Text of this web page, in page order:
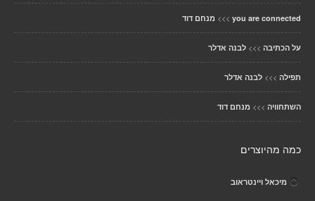
you are connected
>>> מנחם דוד
על הכתיבה >>> לבנה אדלר
תפילה >>> לבנה אדלר
השתחוויה >>> מנחם דוד
כמה מהיוצרים
מיכאל ויינטראוב